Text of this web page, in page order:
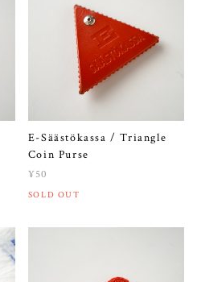
E-Säästökassa / Triangle
Coin Purse
¥50
SOLD OUT